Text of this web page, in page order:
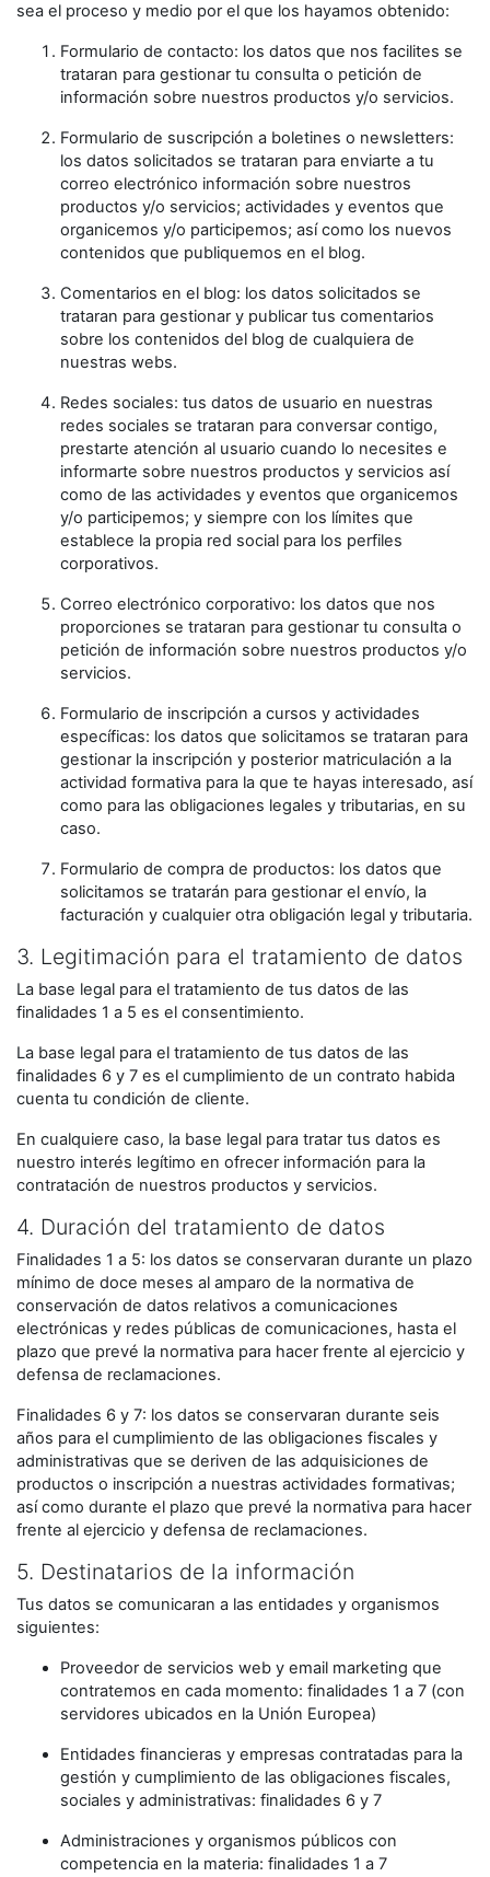
sea el proceso y medio por el que los hayamos obtenido:
Formulario de contacto: los datos que nos facilites se
trataran para gestionar tu consulta o petición de
información sobre nuestros productos y/o servicios.
Formulario de suscripción a boletines o newsletters:
los datos solicitados se trataran para enviarte a tu
correo electrónico información sobre nuestros
productos y/o servicios; actividades y eventos que
organicemos y/o participemos; así como los nuevos
contenidos que publiquemos en el blog.
Comentarios en el blog: los datos solicitados se
trataran para gestionar y publicar tus comentarios
sobre los contenidos del blog de cualquiera de
nuestras webs.
Redes sociales: tus datos de usuario en nuestras
redes sociales se trataran para conversar contigo,
prestarte atención al usuario cuando lo necesites e
informarte sobre nuestros productos y servicios así
como de las actividades y eventos que organicemos
y/o participemos; y siempre con los límites que
establece la propia red social para los perfiles
corporativos.
Correo electrónico corporativo: los datos que nos
proporciones se trataran para gestionar tu consulta o
petición de información sobre nuestros productos y/o
servicios.
Formulario de inscripción a cursos y actividades
específicas: los datos que solicitamos se trataran para
gestionar la inscripción y posterior matriculación a la
actividad formativa para la que te hayas interesado, así
como para las obligaciones legales y tributarias, en su
caso.
Formulario de compra de productos: los datos que
solicitamos se tratarán para gestionar el envío, la
facturación y cualquier otra obligación legal y tributaria.
3. Legitimación para el tratamiento de datos
La base legal para el tratamiento de tus datos de las
finalidades 1 a 5 es el consentimiento.
La base legal para el tratamiento de tus datos de las
finalidades 6 y 7 es el cumplimiento de un contrato habida
cuenta tu condición de cliente.
En cualquiere caso, la base legal para tratar tus datos es
nuestro interés legítimo en ofrecer información para la
contratación de nuestros productos y servicios.
4. Duración del tratamiento de datos
Finalidades 1 a 5: los datos se conservaran durante un plazo
mínimo de doce meses al amparo de la normativa de
conservación de datos relativos a comunicaciones
electrónicas y redes públicas de comunicaciones, hasta el
plazo que prevé la normativa para hacer frente al ejercicio y
defensa de reclamaciones.
Finalidades 6 y 7: los datos se conservaran durante seis
años para el cumplimiento de las obligaciones fiscales y
administrativas que se deriven de las adquisiciones de
productos o inscripción a nuestras actividades formativas;
así como durante el plazo que prevé la normativa para hacer
frente al ejercicio y defensa de reclamaciones.
5. Destinatarios de la información
Tus datos se comunicaran a las entidades y organismos
siguientes:
Proveedor de servicios web y email marketing que
contratemos en cada momento: finalidades 1 a 7 (con
servidores ubicados en la Unión Europea)
Entidades financieras y empresas contratadas para la
gestión y cumplimiento de las obligaciones fiscales,
sociales y administrativas: finalidades 6 y 7
Administraciones y organismos públicos con
competencia en la materia: finalidades 1 a 7